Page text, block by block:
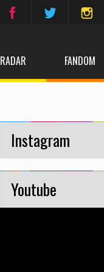
RADAR FANDOM
Instagram
Youtube